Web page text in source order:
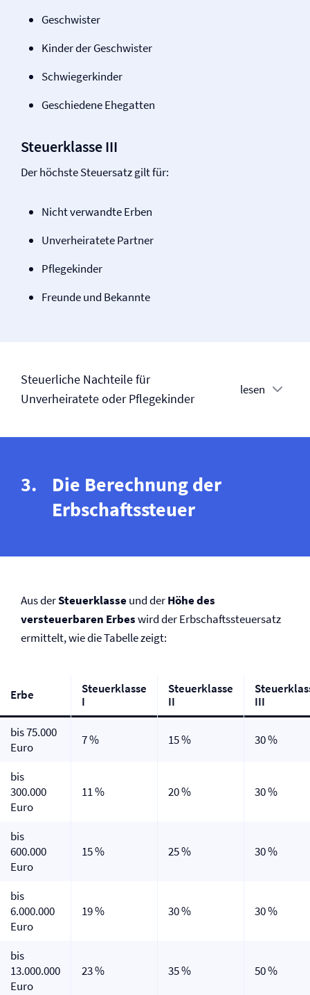
Geschwister
Kinder der Geschwister
Schwiegerkinder
Geschiedene Ehegatten
Steuerklasse III
Der höchste Steuersatz gilt für:
Nicht verwandte Erben
Unverheiratete Partner
Pflegekinder
Freunde und Bekannte
Steuerliche Nachteile für
Unverheiratete oder Pflegekinder
lesen
Die Berechnung der
Erbschaftssteuer
Aus derSteuerklasseund derHöhe des
versteuerbaren Erbeswird der Erbschaftssteuersatz
ermittelt, wie die Tabelle zeigt:
Erbe
Steuerklasse
I
Steuerklasse
II
III
bis 75.000
Euro
7 % 15 % 30 %
bis
300.000
Euro
11 % 20 % 30 %
bis
600.000
Euro
15 % 25 % 30 %
bis
6.000.000
Euro
19 % 30 % 30 %
bis
13.000.000
Euro
23 % 35 % 50 %